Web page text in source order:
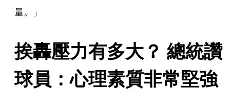
量。」
挨轟壓力有多大？ 總統讚
球員：心理素質非常堅強